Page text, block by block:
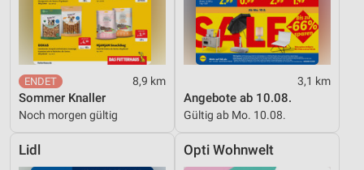
8,9 km
Sommer Knaller
Noch morgen gültig
3,1 km
Angebote ab 10.08.
Gültig ab Mo. 10.08.
Lidl Opti Wohnwelt